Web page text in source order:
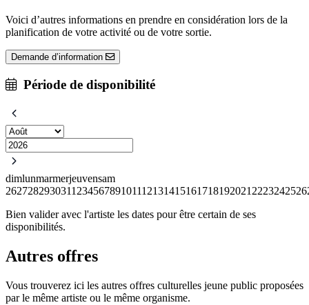
Voici d’autres informations en prendre en considération lors de la
planification de votre activité ou de votre sortie.
Demande d’information
Période de disponibilité
dimlunmarmerjeuvensam
2627282930311 23456789101112131415161718192021 2223242526
Bien valider avec l'artiste les dates pour être certain de ses
disponibilités.
Autres offres
Vous trouverez ici les autres offres culturelles jeune public proposées
par le même artiste ou le même organisme.